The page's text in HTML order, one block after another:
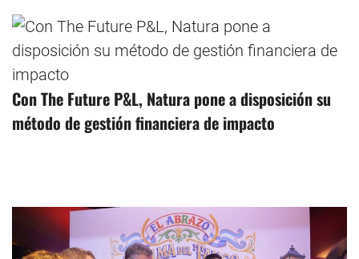
Con The Future P&L, Natura pone a disposición su
método de gestión financiera de impacto